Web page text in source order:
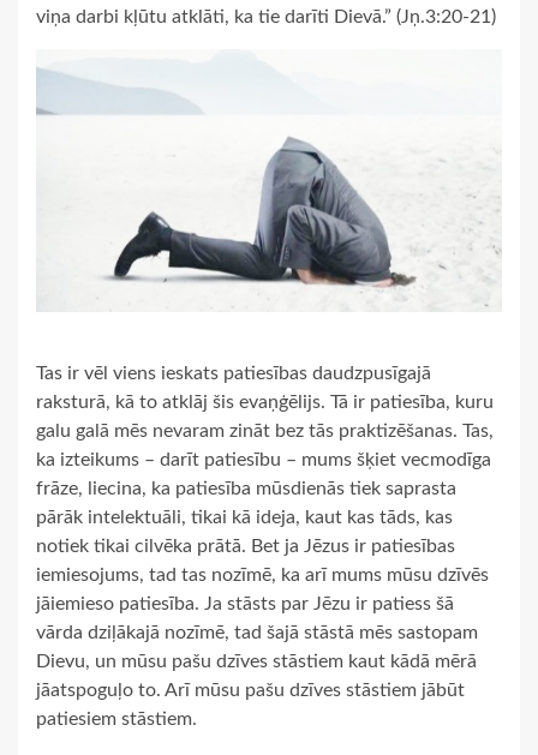
viņa darbi kļūtu atklāti, ka tie darīti Dievā.” (Jņ.3:20-21)
Tas ir vēl viens ieskats patiesības daudzpusīgajā
raksturā, kā to atklāj šis evaņģēlijs. Tā ir patiesība, kuru
galu galā mēs nevaram zināt bez tās praktizēšanas. Tas,
ka izteikums – darīt patiesību – mums šķiet vecmodīga
frāze, liecina, ka patiesība mūsdienās tiek saprasta
pārāk intelektuāli, tikai kā ideja, kaut kas tāds, kas
notiek tikai cilvēka prātā. Bet ja Jēzus ir patiesības
iemiesojums, tad tas nozīmē, ka arī mums mūsu dzīvēs
jāiemieso patiesība. Ja stāsts par Jēzu ir patiess šā
vārda dziļākajā nozīmē, tad šajā stāstā mēs sastopam
Dievu, un mūsu pašu dzīves stāstiem kaut kādā mērā
jāatspoguļo to. Arī mūsu pašu dzīves stāstiem jābūt
patiesiem stāstiem.